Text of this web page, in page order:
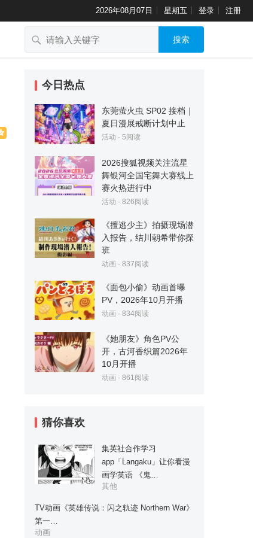
2026年08月07日 星期五 登录 注册
搜索
今日热点
东莞萤火虫 SP02 接档｜
夏日漫展戒断计划中止
活动 · 5阅读
2026搜狐视频关注流星
舞银河全国宅舞大赛线上
赛火热进行中
活动 · 826阅读
《擅逃少主》拍摄现场潜
入报告，结川朝希带你探
班
动画 · 837阅读
《面包小偷》动画首曝
PV，2026年10月开播
动画 · 834阅读
《她朋友》角色PV公
开，古河香织篇2026年
10月开播
动画 · 861阅读
猜你喜欢
集英社合作学习
app「Langaku」让你看漫
画学英语 《鬼…
其他
TV动画《英雄传说：闪之轨迹 Northern War》
第一…
动画